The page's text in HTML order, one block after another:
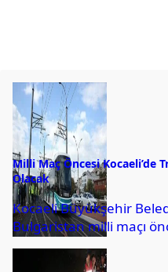
Milli Maç Öncesi Kocaeli’de
Olacak
Kocaeli Büyükşehir
Bulgaristan milli maçı
Stadyum tramvay
olacağını duyurdu.